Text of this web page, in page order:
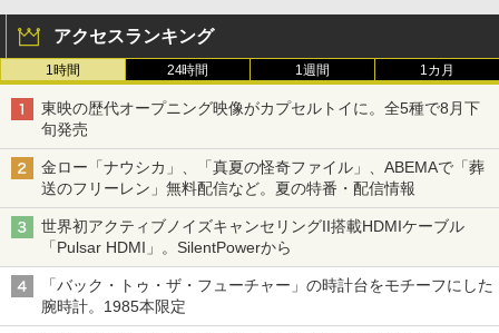
アクセスランキング
1時間 24時間 1週間 1カ月
東映の歴代オープニング映像がカプセルトイに。全5種で8月下
旬発売
金ロー「ナウシカ」、「真夏の怪奇ファイル」、ABEMAで「葬
送のフリーレン」無料配信など。夏の特番・配信情報
世界初アクティブノイズキャンセリングII搭載HDMIケーブル
「Pulsar HDMI」。SilentPowerから
「バック・トゥ・ザ・フューチャー」の時計台をモチーフにした
腕時計。1985本限定